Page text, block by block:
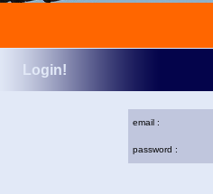
Login!
email :
password :